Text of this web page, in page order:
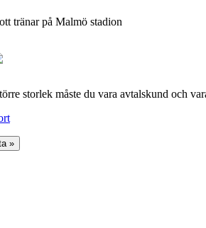
tränar på Malmö stadion
storlek måste du vara avtalskund och
»